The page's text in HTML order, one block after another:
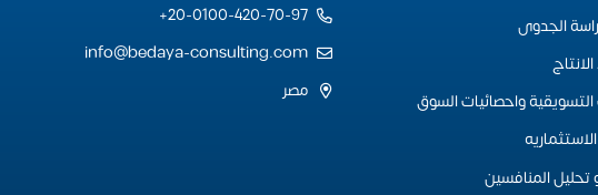
الجدوى
واحصائيات السوق
تحليل المنافسين
20-0100-420-70-97+
info@bedaya-consulting.com
مصر